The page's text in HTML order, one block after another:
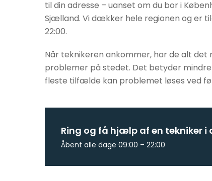
til din adresse – uanset om du bor i
Sjælland. Vi dækker hele regionen og er
22:00.
Når teknikeren ankommer, har de alt
problemer på stedet. Det betyder
fleste tilfælde kan problemet løses ved
Ring og få hjælp af en tekniker i
Åbent alle dage 09:00 – 22:00